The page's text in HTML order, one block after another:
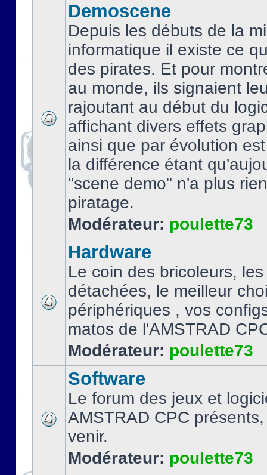
Demoscene
Depuis les débuts de la
informatique il existe ce
des pirates. Et pour
au monde, ils signaient
rajoutant au début du
affichant divers effets
ainsi que par évolution
la différence étant
"scene demo" n'a plus
piratage.
Modérateur: poulette73
Hardware
Le coin des bricoleurs,
détachées, le meilleur
périphériques , vos
matos de l'AMSTRAD
Modérateur: poulette73
Software
Le forum des jeux et
AMSTRAD CPC
venir.
Modérateur: poulette73